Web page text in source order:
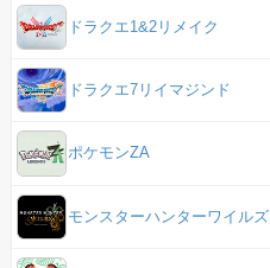
ドラクエ1&2リメイク
ドラクエ7リイマジンド
ポケモンZA
モンスターハンターワイルズ